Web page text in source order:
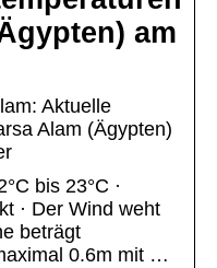
am
Aktuelle
Alam (Ägypten)
bis 23°C ·
· Der Wind weht
beträgt
0.6m mit …